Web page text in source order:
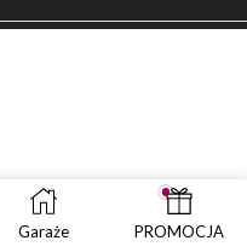
Garaże PROMOCJA